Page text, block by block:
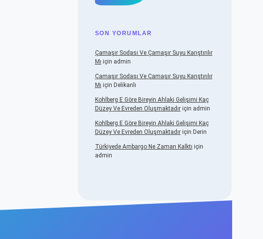
SON YORUMLAR
Çamaşır Sodası Ve Çamaşır Suyu Karıştırılır
Mı için admin
Çamaşır Sodası Ve Çamaşır Suyu Karıştırılır
Mı için Delikanlı
Kohlberg E Göre Bireyin Ahlaki Gelişimi Kaç
Düzey Ve Evreden Oluşmaktadıriçin admin
Kohlberg E Göre Bireyin Ahlaki Gelişimi Kaç
Düzey Ve Evreden Oluşmaktadıriçin Derin
Türkiyede Ambargo Ne Zaman Kalktı için
admin